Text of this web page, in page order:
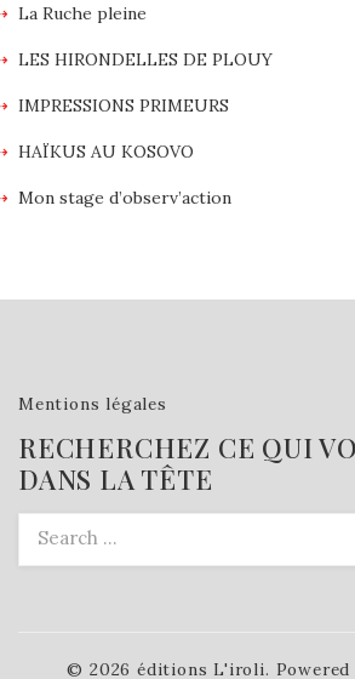
La Ruche pleine
LES HIRONDELLES DE PLOUY
IMPRESSIONS PRIMEURS
HAÏKUS AU KOSOVO
Mon stage d’observ’action
Mentions légales
RECHERCHEZ CE QUI
DANS LA TÊTE
© 2026éditions L'iroli.